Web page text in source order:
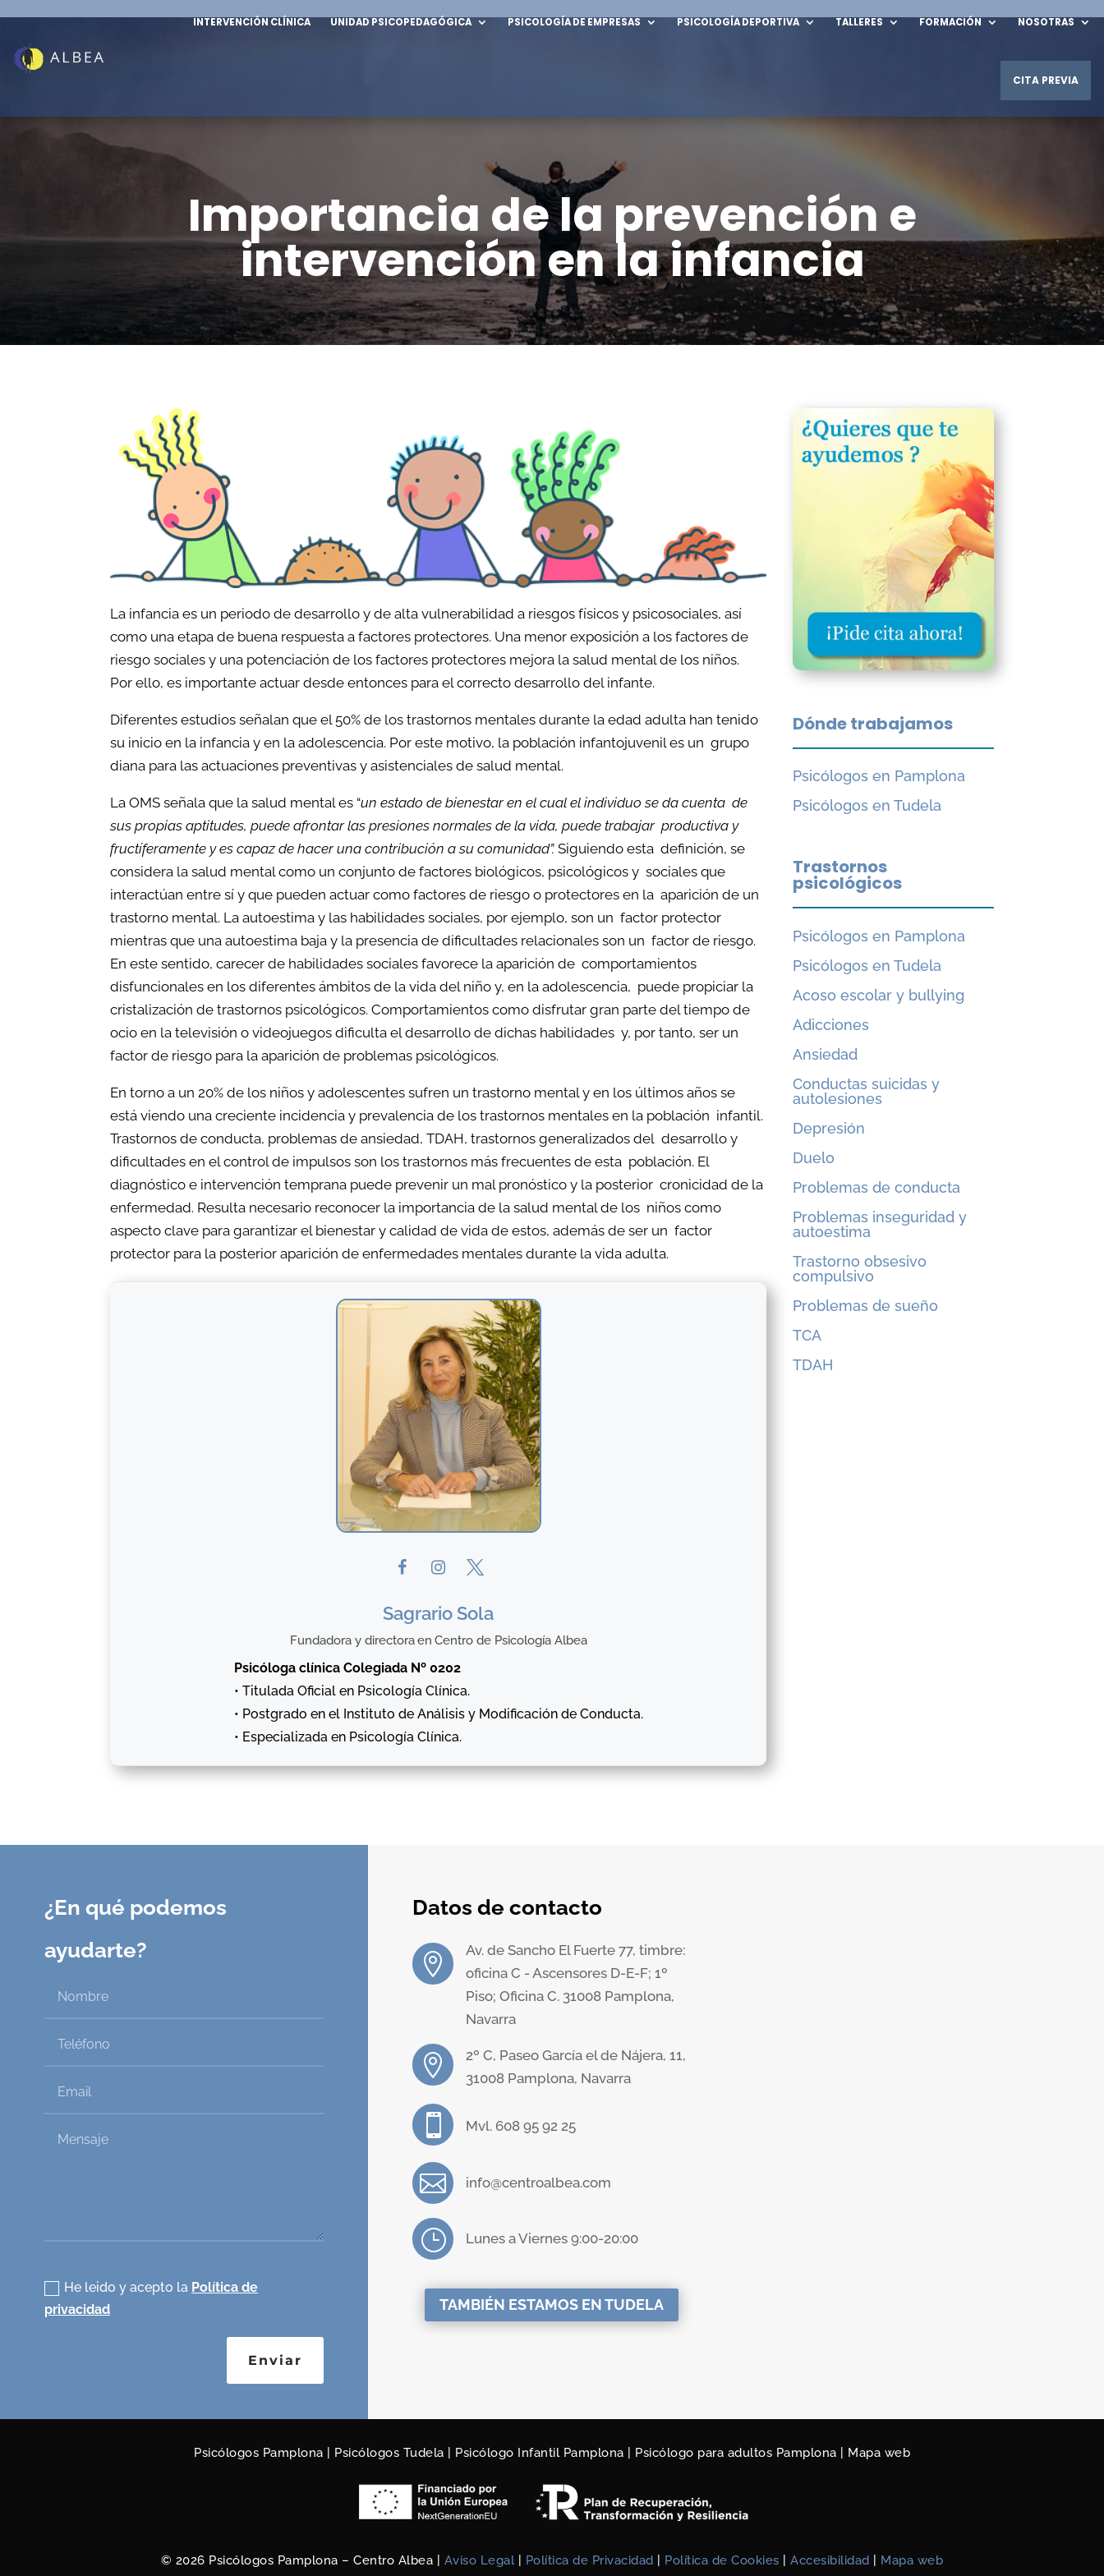
INTERVENCIÓN CLÍNICA UNIDAD PSICOPEDAGÓGICA PSICOLOGÍA DE EMPRESAS PSICOLOGÍA DEPORTIVA TALLERES FORMACIÓN NOSOTRAS
CITA PREVIA
Adultos
Conducta suicida y autolesiones
Ansiedad
TCA
TDAH en el adulto
Relaciones disfuncionales
Problemas de sueño
Terapia de enriquecimiento de
la personalidad y
autoconocimiento
Desarrollo de Inteligencia
Infantil
Miedos evolutivos y fobias
Trastornos obsesivo-
compulsivos
Adicción a las nuevas
tecnologías
Enuresis y encopresis
Problemas de sueño
Acoso escolar y Bullying
Procesos de separación de los
padres
Problemas de inseguridad y
autoestima
Adolescentes
Conducta suicida y autolesiones
Ansiedad
Trastorno Obsesivo Compulsivo
TCA
Adicciones
Problemas de sueño
Identidad de género y
orientación sexual
Acoso Escolar y Bullying
Relaciones Tóxicas
Problemas de inseguridad y
autoestima
Unidad TCA
Equipo multdisciplinar
Terapia de pareja
¿Qué es la Terapia de Pareja?
¿Qué áreas aborda?
Psicología perinatal
¿Qué es la Psicología Perinatal?
Áreas que aborda la Psicología
Perinatal
¿Qué servicios ofrecemos?
Terapia online
Bienestar emocional
Importancia de la prevención e
intervención en la infancia
La infancia es un periodo de desarrollo y de alta vulnerabilidad a riesgos físicos y psicosociales, así
como una etapa de buena respuesta a factores protectores. Una menor exposición a los factores de
riesgo sociales y una potenciación de los factores protectores mejora la salud mental de los niños.
Por ello, es importante actuar desde entonces para el correcto desarrollo del infante.
Diferentes estudios señalan que el 50% de los trastornos mentales durante la edad adulta han tenido
su inicio en la infancia y en la adolescencia. Por este motivo, la población infantojuvenil es un grupo
diana para las actuaciones preventivas y asistenciales de salud mental.
La OMS señala que la salud mental es “un estado de bienestar en el cual el individuo se da cuenta de
sus propias aptitudes, puede afrontar las presiones normales de la vida, puede trabajar productiva y
fructíferamente y es capaz de hacer una contribución a su comunidad”.Siguiendo esta definición, se
considera la salud mental como un conjunto de factores biológicos, psicológicos y sociales que
interactúan entre sí y que pueden actuar como factores de riesgo o protectores en la aparición de un
trastorno mental. La autoestima y las habilidades sociales, por ejemplo, son un factor protector
mientras que una autoestima baja y la presencia de dificultades relacionales son un factor de riesgo.
En este sentido, carecer de habilidades sociales favorece la aparición de comportamientos
disfuncionales en los diferentes ámbitos de la vida del niño y, en la adolescencia, puede propiciar la
cristalización de trastornos psicológicos. Comportamientos como disfrutar gran parte del tiempo de
ocio en la televisión o videojuegos dificulta el desarrollo de dichas habilidades y, por tanto, ser un
factor de riesgo para la aparición de problemas psicológicos.
En torno a un 20% de los niños y adolescentes sufren un trastorno mental y en los últimos años se
está viendo una creciente incidencia y prevalencia de los trastornos mentales en la población infantil.
Trastornos de conducta, problemas de ansiedad, TDAH, trastornos generalizados del desarrollo y
dificultades en el control de impulsos son los trastornos más frecuentes de esta población. El
diagnóstico e intervención temprana puede prevenir un mal pronóstico y la posterior cronicidad de la
enfermedad. Resulta necesario reconocer la importancia de la salud mental de los niños como
aspecto clave para garantizar el bienestar y calidad de vida de estos, además de ser un factor
protector para la posterior aparición de enfermedades mentales durante la vida adulta.
Sagrario Sola
Fundadora y directoraen Centro de Psicología Albea
Psicóloga clínica Colegiada Nº 0202
• Titulada Oficial en Psicología Clínica.
• Postgrado en el Instituto de Análisis y Modificación de Conducta.
• Especializada en Psicología Clínica.
Dónde trabajamos
Psicólogos en Pamplona
Psicólogos en Tudela
Trastornos
psicológicos
Psicólogos en Pamplona
Psicólogos en Tudela
Acoso escolar y bullying
Adicciones
Ansiedad
Conductas suicidas y
autolesiones
Depresión
Duelo
Problemas de conducta
Problemas inseguridad y
autoestima
Trastorno obsesivo
compulsivo
Problemas de sueño
TCA
TDAH
¿En qué podemos
ayudarte?
He leido y acepto la Política de
privacidad
Enviar
Datos de contacto

Av. de Sancho El Fuerte 77, timbre:
oficina C - Ascensores D-E-F; 1º
Piso; Oficina C. 31008 Pamplona,
Navarra

2º C, Paseo García el de Nájera, 11,
31008 Pamplona, Navarra
 Mvl. 608 95 92 25
 info@centroalbea.com
} Lunes a Viernes 9:00-20:00
TAMBIÉN ESTAMOS EN TUDELA
Psicólogos Pamplona Psicólogos Tudela Psicólogo Infantil Pamplona Psicólogo para adultos Pamplona Mapa web
© 2026 Psicólogos Pamplona – Centro Albea | Aviso Legal Política de Privacidad Política de Cookies |Accesibilidad Mapa web